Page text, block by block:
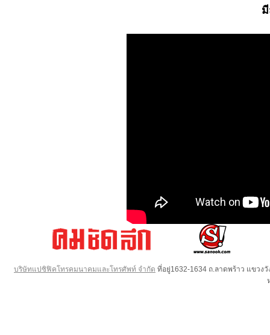
บริษัทแปซิฟิคโทรคมนาคมและโทรศัพท์ จำกัด ที่อยู่1632-1634 ถ.ลาดพร้าว แขวง